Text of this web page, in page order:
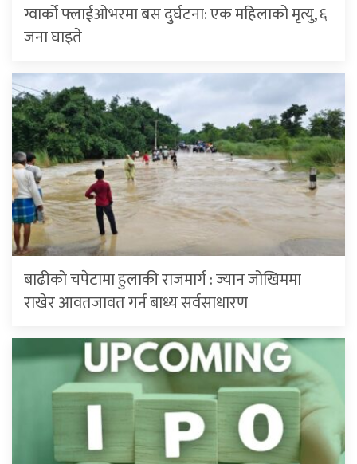
ग्वार्को फ्लाईओभरमा बस दुर्घटना: एक महिलाको मृत्यु, ६
जना घाइते
बाढीको चपेटामा हुलाकी राजमार्ग : ज्यान जोखिममा
राखेर आवतजावत गर्न बाध्य सर्वसाधारण